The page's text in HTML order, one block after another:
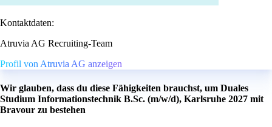
Kontaktdaten:
Atruvia AG Recruiting-Team
Profil von Atruvia AG anzeigen
Wir glauben, dass du diese Fähigkeiten brauchst, um Duales
Studium Informationstechnik B.Sc. (m/w/d), Karlsruhe 2027 mit
Bravour zu bestehen